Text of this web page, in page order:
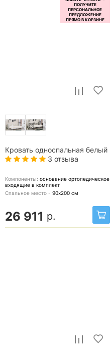
Кровать односпальная белый
3 отзыва
Компоненты: основание ортопедическое
входящие в комплект
Спальное место - 90х200 см
26 911 р.